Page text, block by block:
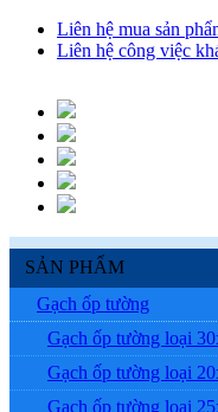
Liên hệ mua sản
Liên hệ công việc
SẢN PHẨM
Gạch ốp tường
Gạch ốp tường loại
Gạch ốp tường loại
Gạch ốp tường loại